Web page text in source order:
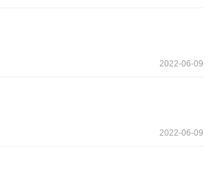
2022-06-09
2022-06-09